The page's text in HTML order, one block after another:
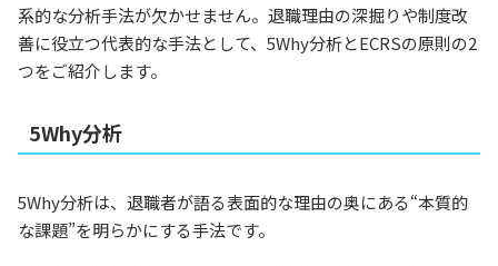
系的な分析手法が欠かせません。退職理由の深掘りや制度改
善に役立つ代表的な手法として、5Why分析とECRSの原則の2
つをご紹介します。
5Why分析
5Why分析は、退職者が語る表面的な理由の奥にある“本質的
な課題”を明らかにする手法です。